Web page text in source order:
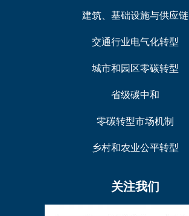
建筑、基础设施与供应链
交通行业电气化转型
城市和园区零碳转型
省级碳中和
零碳转型市场机制
乡村和农业公平转型
关注我们